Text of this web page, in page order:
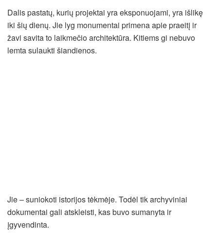
Dalis pastatų, kurių projektai yra eksponuojami, yra išlikę
iki šių dienų. Jie lyg monumentai primena apie praeitį ir
žavi savita to laikmečio architektūra. Kitiems gi nebuvo
lemta sulaukti šiandienos.
Jie – suniokoti istorijos tėkmėje. Todėl tik archyviniai
dokumentai gali atskleisti, kas buvo sumanyta ir
įgyvendinta.